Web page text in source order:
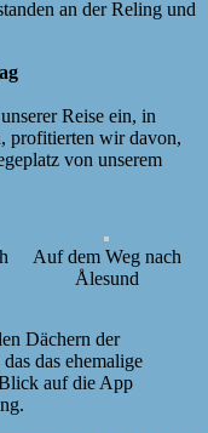
an der Reling und
Reise ein, in
profitierten wir davon,
von unserem
Auf dem Weg nach
Ålesund
Dächern der
das ehemalige
auf die App